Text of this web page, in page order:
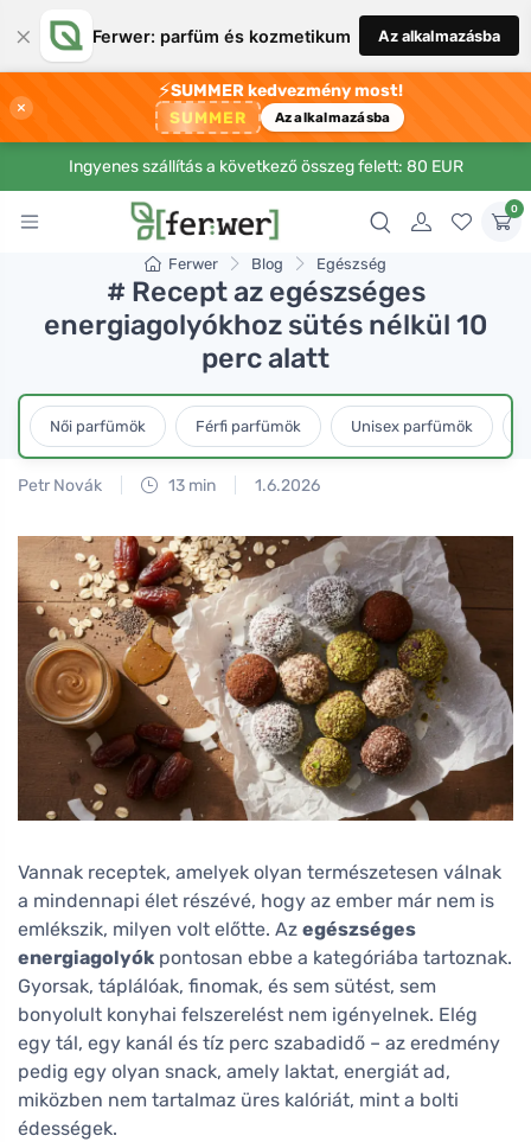
× Ferwer: parfüm és kozmetikum Az alkalmazásba
×
⚡SUMMER kedvezmény most!
SUMMER Az alkalmazásba
Ingyenes szállítás a következő összeg felett: 80 EUR
0
Ferwer Blog Egészség
# Recept az egészséges
energiagolyókhoz sütés nélkül 10
perc alatt
Női parfümök Férfi parfümök Unisex parfümök
Petr Novák 13 min 1.6.2026
Vannak receptek, amelyek olyan természetesen válnak
a mindennapi élet részévé, hogy az ember már nem is
emlékszik, milyen volt előtte. Az egészséges
energiagolyók pontosan ebbe a kategóriába tartoznak.
Gyorsak, táplálóak, finomak, és sem sütést, sem
bonyolult konyhai felszerelést nem igényelnek. Elég
egy tál, egy kanál és tíz perc szabadidő – az eredmény
pedig egy olyan snack, amely laktat, energiát ad,
miközben nem tartalmaz üres kalóriát, mint a bolti
édességek.